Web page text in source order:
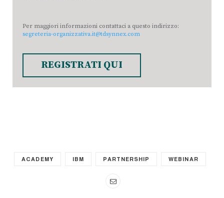
Per maggiori informazioni contattaci a questo indirizzo:
segreteria-organizzativa.it@tdsynnex.com
REGISTRATI QUI
ACADEMY IBM PARTNERSHIP WEBINAR